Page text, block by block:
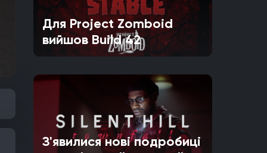
Для Project Zomboid
вийшов Build 42
З'явилися нові подробиці